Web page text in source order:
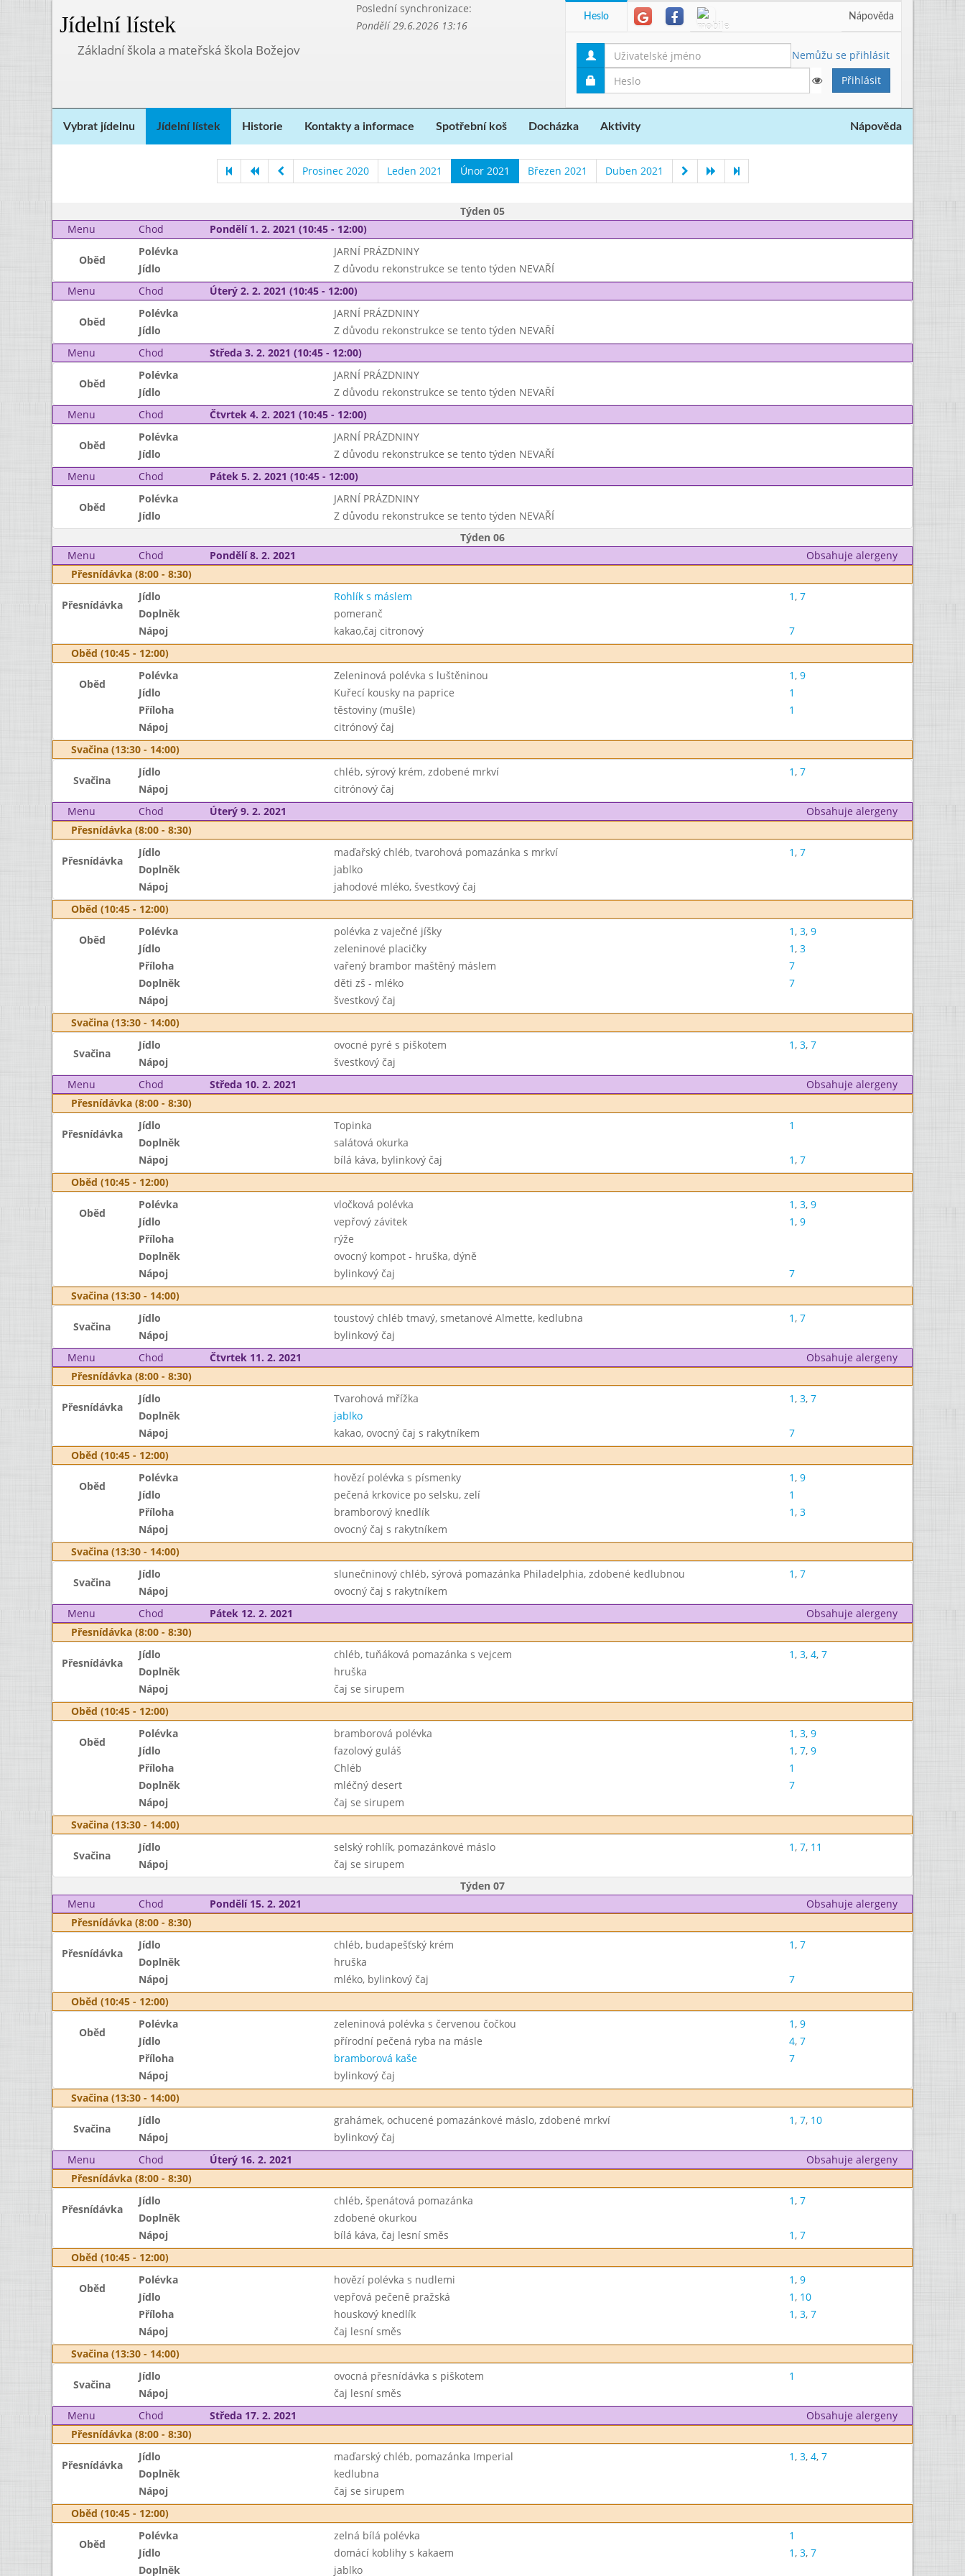
Jídelní lístek
Poslední synchronizace:
Pondělí 29.6.2026 13:16
Základní škola a mateřská škola Božejov
Heslo Nápověda
Nemůžu se přihlásit
Vybrat jídelnu Jídelní lístek Historie Kontakty a informace Spotřební koš Docházka Aktivity Nápověda
Prosinec 2020 Leden 2021 Únor 2021 Březen 2021 Duben 2021
Týden 05
Menu
Chod Pondělí 1. 2. 2021 (10:45 - 12:00)
Oběd
Polévka
JARNÍ PRÁZDNINY
Jídlo
Z důvodu rekonstrukce se tento týden NEVAŘÍ
Menu
Chod Úterý 2. 2. 2021 (10:45 - 12:00)
Oběd
Polévka
JARNÍ PRÁZDNINY
Jídlo
Z důvodu rekonstrukce se tento týden NEVAŘÍ
Menu
Chod Středa 3. 2. 2021 (10:45 - 12:00)
Oběd
Polévka
JARNÍ PRÁZDNINY
Jídlo
Z důvodu rekonstrukce se tento týden NEVAŘÍ
Menu
Chod Čtvrtek 4. 2. 2021 (10:45 - 12:00)
Oběd
Polévka
JARNÍ PRÁZDNINY
Jídlo
Z důvodu rekonstrukce se tento týden NEVAŘÍ
Menu
Chod Pátek 5. 2. 2021 (10:45 - 12:00)
Oběd
Polévka
JARNÍ PRÁZDNINY
Jídlo
Z důvodu rekonstrukce se tento týden NEVAŘÍ
Týden 06
Menu
Chod Pondělí 8. 2. 2021
Obsahuje alergeny
Přesnídávka (8:00 - 8:30)
Přesnídávka
Jídlo Rohlík s máslem 1, 7
Doplněk
pomeranč
Nápoj
kakao,čaj citronový
7
Oběd (10:45 - 12:00)
Oběd
Polévka Zeleninová polévka s luštěninou 1, 9
Jídlo
Kuřecí kousky na paprice
1
Příloha
těstoviny (mušle)
1
Nápoj
citrónový čaj
Svačina (13:30 - 14:00)
Svačina
Jídlo chléb, sýrový krém, zdobené mrkví 1, 7
Nápoj
citrónový čaj
Menu
Chod Úterý 9. 2. 2021
Obsahuje alergeny
Přesnídávka (8:00 - 8:30)
Přesnídávka
Jídlo maďařský chléb, tvarohová pomazánka s mrkví 1, 7
Doplněk
jablko
Nápoj
jahodové mléko, švestkový čaj
Oběd (10:45 - 12:00)
Oběd
Polévka polévka z vaječné jíšky 1, 3, 9
Jídlo
zeleninové placičky 1, 3
Příloha
vařený brambor maštěný máslem
7
Doplněk
děti zš - mléko
7
Nápoj
švestkový čaj
Svačina (13:30 - 14:00)
Svačina
Jídlo ovocné pyré s piškotem 1, 3, 7
Nápoj
švestkový čaj
Menu
Chod Středa 10. 2. 2021
Obsahuje alergeny
Přesnídávka (8:00 - 8:30)
Přesnídávka
Jídlo Topinka
1
Doplněk
salátová okurka
Nápoj
bílá káva, bylinkový čaj 1, 7
Oběd (10:45 - 12:00)
Oběd
Polévka vločková polévka 1, 3, 9
Jídlo
vepřový závitek 1, 9
Příloha
rýže
Doplněk
ovocný kompot - hruška, dýně
Nápoj
bylinkový čaj
7
Svačina (13:30 - 14:00)
Svačina
Jídlo toustový chléb tmavý, smetanové Almette, kedlubna 1, 7
Nápoj
bylinkový čaj
Menu
Chod Čtvrtek 11. 2. 2021
Obsahuje alergeny
Přesnídávka (8:00 - 8:30)
Přesnídávka
Jídlo Tvarohová mřížka 1, 3, 7
Doplněk
jablko
Nápoj
kakao, ovocný čaj s rakytníkem
7
Oběd (10:45 - 12:00)
Oběd
Polévka hovězí polévka s písmenky 1, 9
Jídlo
pečená krkovice po selsku, zelí
1
Příloha
bramborový knedlík 1, 3
Nápoj
ovocný čaj s rakytníkem
Svačina (13:30 - 14:00)
Svačina
Jídlo slunečninový chléb, sýrová pomazánka Philadelphia, zdobené kedlubnou 1, 7
Nápoj
ovocný čaj s rakytníkem
Menu
Chod Pátek 12. 2. 2021
Obsahuje alergeny
Přesnídávka (8:00 - 8:30)
Přesnídávka
Jídlo chléb, tuňáková pomazánka s vejcem 1, 3, 4, 7
Doplněk
hruška
Nápoj
čaj se sirupem
Oběd (10:45 - 12:00)
Oběd
Polévka bramborová polévka 1, 3, 9
Jídlo
fazolový guláš 1, 7, 9
Příloha
Chléb
1
Doplněk
mléčný desert
7
Nápoj
čaj se sirupem
Svačina (13:30 - 14:00)
Svačina
Jídlo selský rohlík, pomazánkové máslo 1, 7, 11
Nápoj
čaj se sirupem
Týden 07
Menu
Chod Pondělí 15. 2. 2021
Obsahuje alergeny
Přesnídávka (8:00 - 8:30)
Přesnídávka
Jídlo chléb, budapešťský krém 1, 7
Doplněk
hruška
Nápoj
mléko, bylinkový čaj
7
Oběd (10:45 - 12:00)
Oběd
Polévka zeleninová polévka s červenou čočkou 1, 9
Jídlo
přírodní pečená ryba na másle 4, 7
Příloha
bramborová kaše
7
Nápoj
bylinkový čaj
Svačina (13:30 - 14:00)
Svačina
Jídlo grahámek, ochucené pomazánkové máslo, zdobené mrkví 1, 7, 10
Nápoj
bylinkový čaj
Menu
Chod Úterý 16. 2. 2021
Obsahuje alergeny
Přesnídávka (8:00 - 8:30)
Přesnídávka
Jídlo chléb, špenátová pomazánka 1, 7
Doplněk
zdobené okurkou
Nápoj
bílá káva, čaj lesní směs 1, 7
Oběd (10:45 - 12:00)
Oběd
Polévka hovězí polévka s nudlemi 1, 9
Jídlo
vepřová pečeně pražská 1, 10
Příloha
houskový knedlík 1, 3, 7
Nápoj
čaj lesní směs
Svačina (13:30 - 14:00)
Svačina
Jídlo ovocná přesnídávka s piškotem
1
Nápoj
čaj lesní směs
Menu
Chod Středa 17. 2. 2021
Obsahuje alergeny
Přesnídávka (8:00 - 8:30)
Přesnídávka
Jídlo maďarský chléb, pomazánka Imperial 1, 3, 4, 7
Doplněk
kedlubna
Nápoj
čaj se sirupem
Oběd (10:45 - 12:00)
Oběd
Polévka zelná bílá polévka
1
Jídlo
domácí koblihy s kakaem 1, 3, 7
Doplněk
jablko